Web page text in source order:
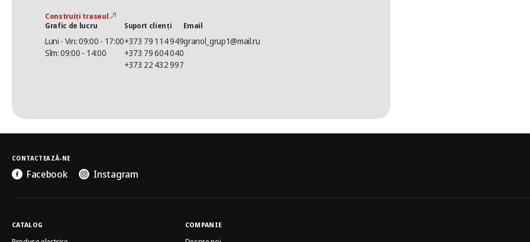
Construiți traseul
Grafic de lucru
Luni - Vin: 09:00 - 17:00
Sîm: 09:00 - 14:00
Suport clienți
+373 79 114 949
+373 79 604 040
+373 22 432 997
Email
granol_grup1@mail.ru
CONTACTEAZĂ-NE
Facebook Instagram
CATALOG COMPANIE